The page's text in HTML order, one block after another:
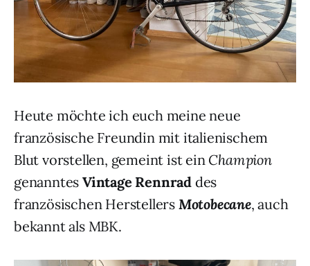
Heute möchte ich euch meine neue
französische Freundin mit italienischem
Blut vorstellen, gemeint ist ein Champion
genanntesVintage Rennrad des
französischen Herstellers Motobecane, auch
bekannt als MBK.